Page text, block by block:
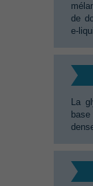
de
e-
La